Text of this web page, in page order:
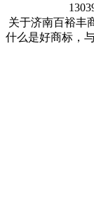
关于济南百裕丰
什么是好商标，